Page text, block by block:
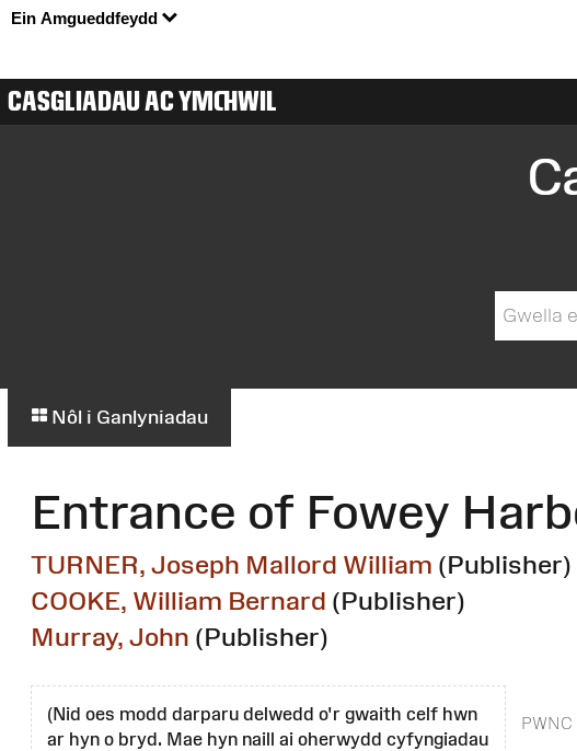
Ein Amgueddfeydd
CASGLIADAU AC YMCHWIL
Nôl i Ganlyniadau
Entrance of Fowey
TURNER, Joseph Mallord William (Publisher)
COOKE, William Bernard (Publisher)
Murray, John (Publisher)
(Nid oes modd darparu delwedd o'r gwaith celf hwn
ar hyn o bryd. Mae hyn naill ai oherwydd cyfyngiadau
PWNC